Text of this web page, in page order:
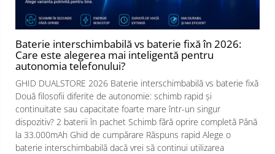
Baterie interschimbabilă vs baterie fixă în 2026:
Care este alegerea mai inteligentă pentru
autonomia telefonului?
GHID DUALSTORE 2026 Baterie interschimbabilă vs baterie fixă
Două filosofii diferite de autonomie: schimb rapid și
continuitate sau capacitate foarte mare într-un singur
dispozitiv? 2 baterii în pachet Schimb fără oprire completă Până
la 33.000mAh Ghid de cumpărare Răspuns rapid Alege o
baterie interschimbabilă dacă vrei să continui utilizarea